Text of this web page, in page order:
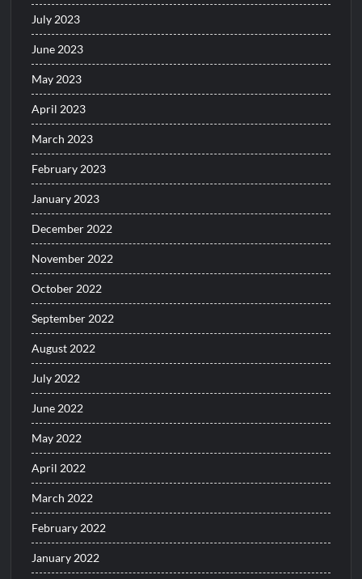
July 2023
June 2023
May 2023
April 2023
March 2023
February 2023
January 2023
December 2022
November 2022
October 2022
September 2022
August 2022
July 2022
June 2022
May 2022
April 2022
March 2022
February 2022
January 2022